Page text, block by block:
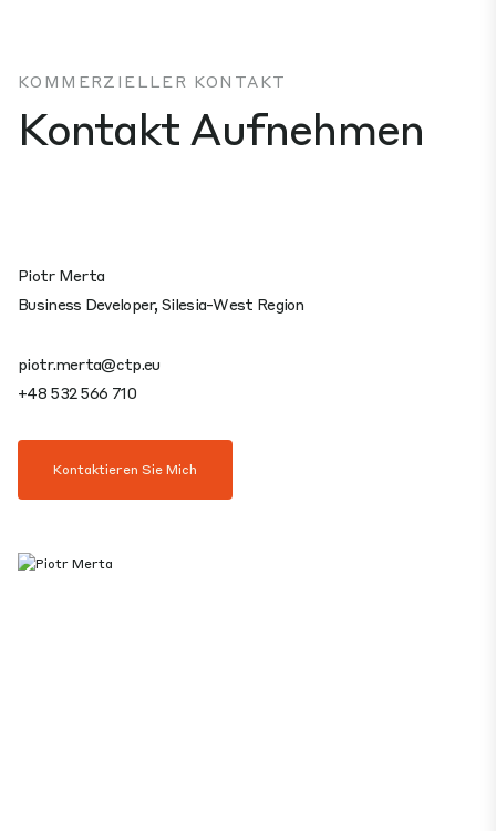
KOMMERZIELLER KONTAKT
Kontakt Aufnehmen
Piotr Merta
Business Developer, Silesia-West Region
piotr.merta@ctp.eu
+48 532 566 710
Kontaktieren Sie Mich